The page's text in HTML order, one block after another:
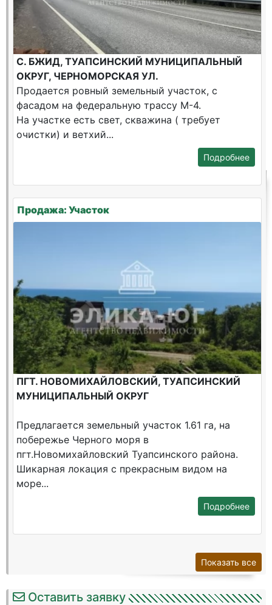
Оставить заявку
С. БЖИД, ТУАПСИНСКИЙ МУНИЦИПАЛЬНЫЙ
ОКРУГ, ЧЕРНОМОРСКАЯ УЛ.
Продается ровный земельный участок, с
фасадом на федеральную трассу М-4.
На участке есть свет, скважина ( требует
очистки) и ветхий...
Подробнее
Продажа: Участок
ПГТ. НОВОМИХАЙЛОВСКИЙ, ТУАПСИНСКИЙ
МУНИЦИПАЛЬНЫЙ ОКРУГ
Предлагается земельный участок 1.61 га, на
побережье Черного моря в
пгт.Новомихайловский Туапсинского района.
Шикарная локация c прекрасным видом на
море...
Подробнее
Показать все